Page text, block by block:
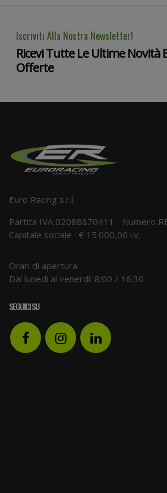
Iscriviti Alla Nostra Newsletter!
Ricevi Tutte Le Ultime Novità
Offerte
Euro Racing s.r.l.
Partita IVA 02088870411 - Numero
Capitale sociale : € 15.000,00 i.v.
Orari di apertura:
Dal lunedì al venerdì: 8:00 / 16:30
SEGUICI SU
FacebookInstagramLinkedIn